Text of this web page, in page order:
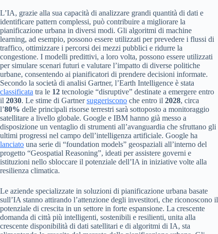
L’IA, grazie alla sua capacità di analizzare grandi quantità di dati e
identificare pattern complessi, può contribuire a migliorare la
pianificazione urbana in diversi modi. Gli algoritmi di machine
learning, ad esempio, possono essere utilizzati per prevedere i flussi di
traffico, ottimizzare i percorsi dei mezzi pubblici e ridurre la
congestione. I modelli predittivi, a loro volta, possono essere utilizzati
per simulare scenari futuri e valutare l’impatto di diverse politiche
urbane, consentendo ai pianificatori di prendere decisioni informate.
Secondo la società di analisi Gartner, l’Earth Intelligence è stata
classificata tra le 12 tecnologie “disruptive” destinate a emergere entro
il 2030. Le stime di Gartnersuggeriscono che entro il 2028, circa
l’80% delle principali risorse terrestri sarà sottoposto a monitoraggio
satellitare a livello globale. Google e IBM hanno già messo a
disposizione un ventaglio di strumenti all’avanguardia che sfruttano gli
ultimi progressi nel campo dell’intelligenza artificiale. Google ha
lanciato una serie di “foundation models” geospaziali all’interno del
progetto “Geospatial Reasoning”, ideati per assistere governi e
istituzioni nello sbloccare il potenziale dell’IA in iniziative volte alla
resilienza climatica.
Le aziende specializzate in soluzioni di pianificazione urbana basate
sull’IA stanno attirando l’attenzione degli investitori, che riconoscono il
potenziale di crescita in un settore in forte espansione. La crescente
domanda di città più intelligenti, sostenibili e resilienti, unita alla
crescente disponibilità di dati satellitari e di algoritmi di IA, sta